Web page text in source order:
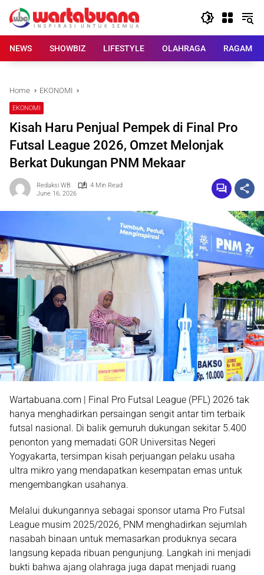
content
NEWS
SHOWBIZ LIFESTYLE OLAHRAGA RAGAM
Home EKONOMI
EKONOMI
Kisah Haru Penjual Pempek di Final Pro
Futsal League 2026, Omzet Melonjak
Berkat Dukungan PNM Mekaar
Redaksi WB
4 Min Read
June 16, 2026
Wartabuana.com | Final Pro Futsal League (PFL) 2026 tak
hanya menghadirkan persaingan sengit antar tim terbaik
futsal nasional. Di balik gemuruh dukungan sekitar 5.400
penonton yang memadati GOR Universitas Negeri
Yogyakarta, tersimpan kisah perjuangan pelaku usaha
ultra mikro yang mendapatkan kesempatan emas untuk
mengembangkan usahanya.
Melalui dukungannya sebagai sponsor utama Pro Futsal
League musim 2025/2026, PNM menghadirkan sejumlah
nasabah binaan untuk memasarkan produknya secara
langsung kepada ribuan pengunjung. Langkah ini menjadi
bukti bahwa ajang olahraga juga dapat menjadi ruang